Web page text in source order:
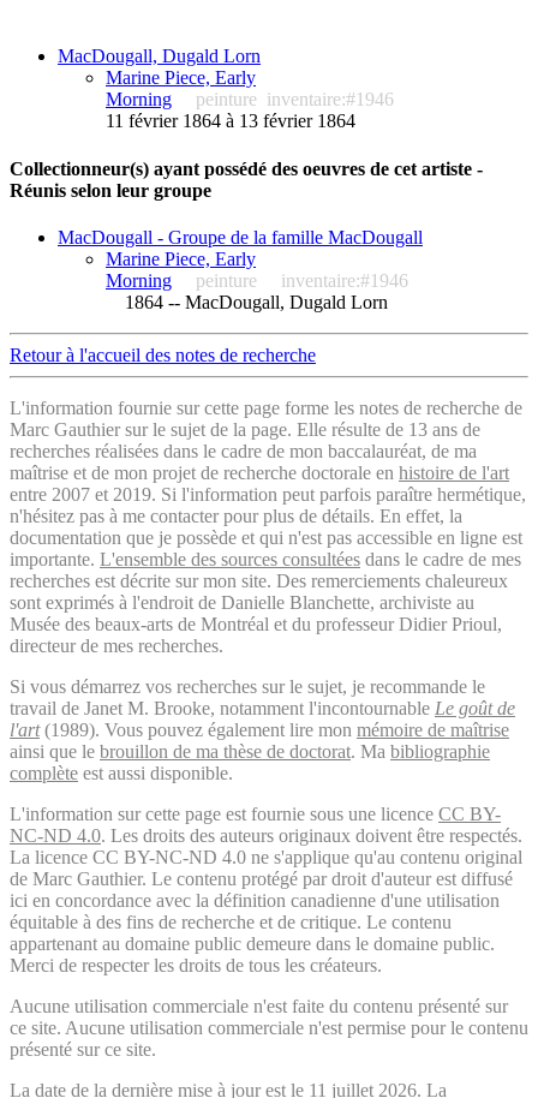
MacDougall, Dugald Lorn
Marine Piece, Early
Morning
peinture inventaire:#1946
11 février 1864 à 13 février 1864
Collectionneur(s) ayant possédé des oeuvres de cet artiste -
Réunis selon leur groupe
MacDougall - Groupe de la famille MacDougall
Marine Piece, Early
Morning
peinture
inventaire:#1946
1864 -- MacDougall, Dugald Lorn
Retour à l'accueil des notes de recherche
L'information fournie sur cette page forme les notes de recherche de
Marc Gauthier sur le sujet de la page. Elle résulte de 13 ans de
recherches réalisées dans le cadre de mon baccalauréat, de ma
maîtrise et de mon projet de recherche doctorale en histoire de l'art
entre 2007 et 2019. Si l'information peut parfois paraître hermétique,
n'hésitez pas à me contacter pour plus de détails. En effet, la
documentation que je possède et qui n'est pas accessible en ligne est
importante. L'ensemble des sources consultées dans le cadre de mes
recherches est décrite sur mon site. Des remerciements chaleureux
sont exprimés à l'endroit de Danielle Blanchette, archiviste au
Musée des beaux-arts de Montréal et du professeur Didier Prioul,
directeur de mes recherches.
Si vous démarrez vos recherches sur le sujet, je recommande le
travail de Janet M. Brooke, notamment l'incontournable Le goût de
l'art(1989). Vous pouvez également lire mon mémoire de maîtrise
ainsi que le brouillon de ma thèse de doctorat. Ma bibliographie
complète est aussi disponible.
L'information sur cette page est fournie sous une licence CC BY-
NC-ND 4.0. Les droits des auteurs originaux doivent être respectés.
La licence CC BY-NC-ND 4.0 ne s'applique qu'au contenu original
de Marc Gauthier. Le contenu protégé par droit d'auteur est diffusé
ici en concordance avec la définition canadienne d'une utilisation
équitable à des fins de recherche et de critique. Le contenu
appartenant au domaine public demeure dans le domaine public.
Merci de respecter les droits de tous les créateurs.
Aucune utilisation commerciale n'est faite du contenu présenté sur
ce site. Aucune utilisation commerciale n'est permise pour le contenu
présenté sur ce site.
La date de la dernière mise à jour est le 11 juillet 2026. La